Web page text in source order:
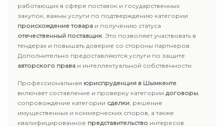
работающих в сфере поставок и государственных
закупок, важны услуги по подтверждению категории
происхождение товара и получению статуса
отечественный поставщик. Это позволяет участвовать в
тендерах и повышать доверие со стороны партнеров.
Дополнительно предоставляются услуги по защите
авторского права и интеллектуальной собственности.
Профессиональная юриспруденция в Шымкенте
включает составление и проверку категории договоры,
сопровождение категории сделки, решение
имущественных и коммерческих споров, а также
квалифицированное представительство интересов